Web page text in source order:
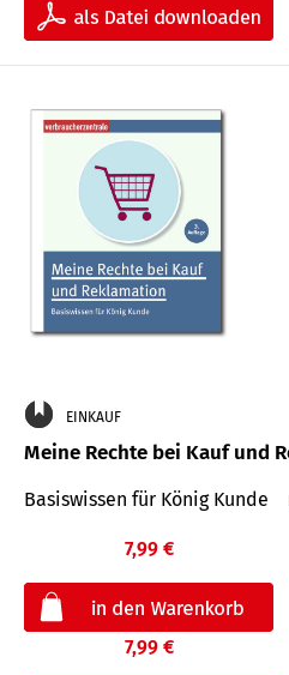
EINKAUF
Meine Rechte bei Kauf und
Basiswissen für König Kunde
7,99 €
7,99 €